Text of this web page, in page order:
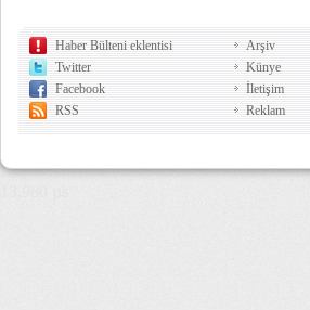
Haber Bülteni eklentisi
Twitter
Facebook
RSS
Arşiv
Künye
İletişim
Reklam